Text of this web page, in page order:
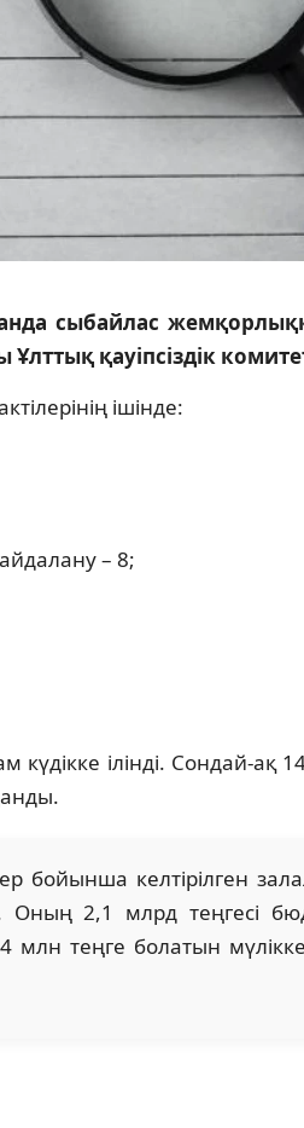
сыбайлас
қауіпсіздік
ішінде:
– 8;
ілінді. Сондай-ақ
бойынша келтірілген
Оның 2,1 млрд теңгесі
млн теңге болатын